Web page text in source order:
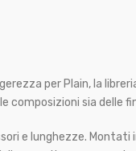
per Plain, la
composizioni sia delle
e lunghezze.